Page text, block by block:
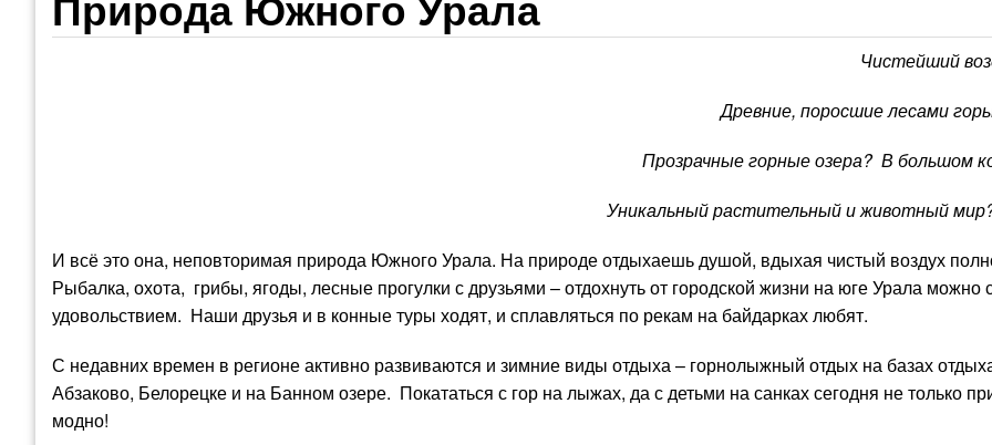
Чистейший
Древние, поросшие лесами
Прозрачные горные озера? В большом
Уникальный растительный и животный
И всё это она, неповторимая природа Южного Урала. На природе отдыхаешь душой, вдыхая чистый воздух
Рыбалка, охота, грибы, ягоды, лесные прогулки с друзьями – отдохнуть от городской жизни на юге Урала можно
удовольствием. Наши друзья и в конные туры ходят, и сплавляться по рекам на байдарках любят.
С недавних времен в регионе активно развиваются и зимние виды отдыха – горнолыжный отдых на базах
Абзаково, Белорецке и на Банном озере. Покататься с гор на лыжах, да с детьми на санках сегодня не только
модно!